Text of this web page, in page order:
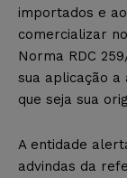
importados e
comercializar
Norma RDC
sua aplicação a
que seja sua
A entidade
advindas da